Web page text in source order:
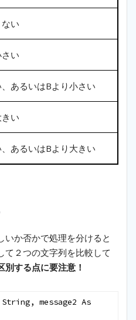
い
い
あるいはBより小さい
い
あるいはBより大きい
か否かで処理を分けると
て２つの文字列を比較して
別する点に要注意！
String, message2 As